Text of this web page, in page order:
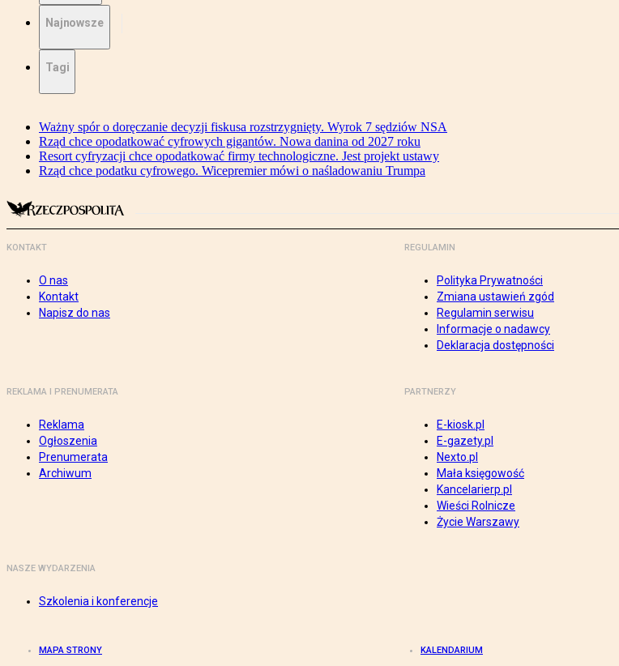
Najnowsze
Tagi
Ważny spór o doręczanie decyzji fiskusa rozstrzygnięty. Wyrok 7 sędziów NSA
Rząd chce opodatkować cyfrowych gigantów. Nowa danina od 2027 roku
Resort cyfryzacji chce opodatkować firmy technologiczne. Jest projekt ustawy
Rząd chce podatku cyfrowego. Wicepremier mówi o naśladowaniu Trumpa
KONTAKT
O nas
Kontakt
Napisz do nas
REGULAMIN
Polityka Prywatności
Zmiana ustawień zgód
Regulamin serwisu
Informacje o nadawcy
Deklaracja dostępności
REKLAMA I PRENUMERATA
Reklama
Ogłoszenia
Prenumerata
Archiwum
PARTNERZY
E-kiosk.pl
E-gazety.pl
Nexto.pl
Mała księgowość
Kancelarierp.pl
Wieści Rolnicze
Życie Warszawy
NASZE WYDARZENIA
Szkolenia i konferencje
MAPA STRONY KALENDARIUM